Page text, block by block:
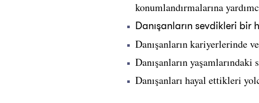
konumlandırmalarına
Danışanların sevdikleri bir
Danışanların kariyerlerinde
Danışanların yaşamlarındaki
Danışanları hayal ettikleri